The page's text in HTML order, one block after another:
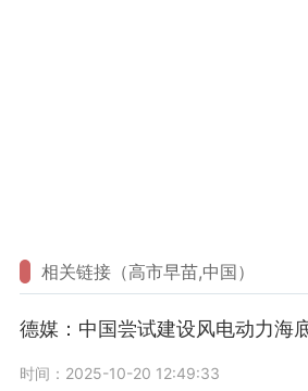
相关链接（高市早苗,中国）
德媒：中国尝试建设风电动力海
时间：2025-10-20 12:49:33